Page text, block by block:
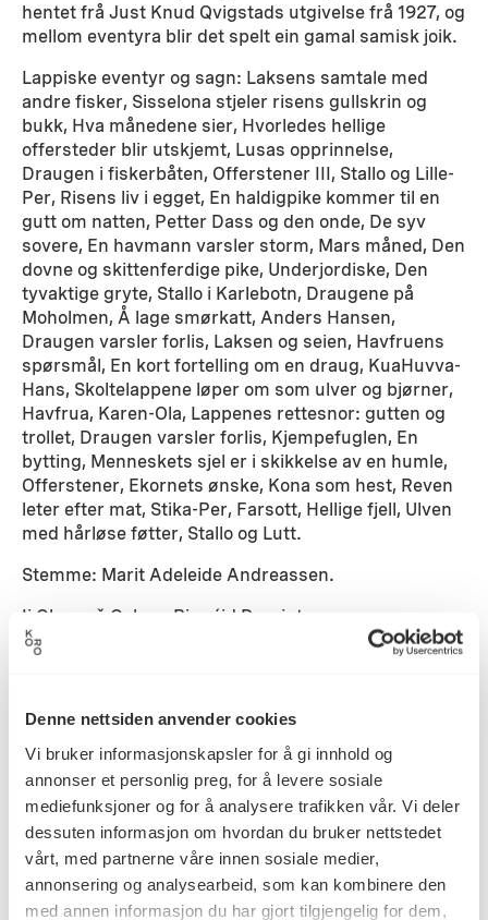
Denne nettsiden anvender cookies
Vi bruker informasjonskapsler for å gi innhold og
annonser et personlig preg, for å levere sosiale
mediefunksjoner og for å analysere trafikken vår. Vi deler
dessuten informasjon om hvordan du bruker nettstedet
vårt, med partnerne våre innen sosiale medier,
annonsering og analysearbeid, som kan kombinere den
med annen informasjon du har gjort tilgjengelig for dem,
hentet frå Just Knud Qvigstads utgivelse frå 1927, og
mellom eventyra blir det spelt ein gamal samisk joik.
Lappiske eventyr og sagn: Laksens samtale med
andre fisker, Sisselona stjeler risens gullskrin og
bukk, Hva månedene sier, Hvorledes hellige
offersteder blir utskjemt, Lusas opprinnelse,
Draugen i fiskerbåten, Offerstener III, Stallo og Lille-
Per, Risens liv i egget, En haldigpike kommer til en
gutt om natten, Petter Dass og den onde, De syv
sovere, En havmann varsler storm, Mars måned, Den
dovne og skittenferdige pike, Underjordiske, Den
tyvaktige gryte, Stallo i Karlebotn, Draugene på
Moholmen, Å lage smørkatt, Anders Hansen,
Draugen varsler forlis, Laksen og seien, Havfruens
spørsmål, En kort fortelling om en draug, KuaHuvva-
Hans, Skoltelappene løper om som ulver og bjørner,
Havfrua, Karen-Ola, Lappenes rettesnor: gutten og
trollet, Draugen varsler forlis, Kjempefuglen, En
bytting, Menneskets sjel er i skikkelse av en humle,
Offerstener, Ekornets ønske, Kona som hest, Reven
leter efter mat, Stika-Per, Farsott, Hellige fjell, Ulven
med hårløse føtter, Stallo og Lutt.
Stemme: Marit Adeleide Andreassen.
Ii Olmmoš Galgga Riggáid Doarjut.
Joik: Biret Elle Balto og Laila Somby Sandvik.
Detaljer
2014
Kunstner A K Dolven